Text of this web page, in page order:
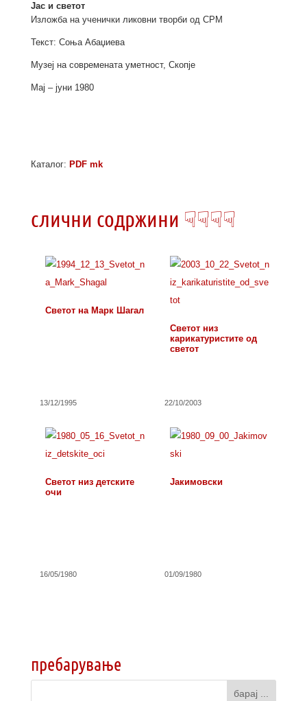
Јас и светот
Изложба на ученички ликовни творби од СРМ
Текст: Соња Абаџиева
Музеј на современата уметност, Скопје
Мај – јуни 1980
Каталог: PDF mk
слични содржини ☟☟☟☟
Светот на Марк Шагал
13/12/1995
Светот низ
карикатуристите од
светот
22/10/2003
Светот низ детските
очи
16/05/1980
Јакимовски
01/09/1980
пребарување